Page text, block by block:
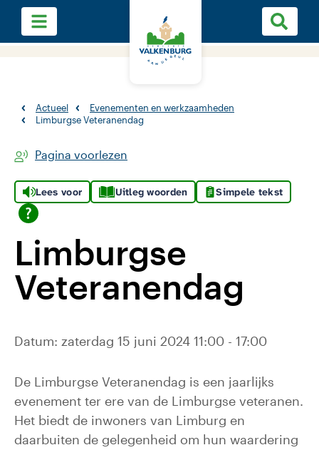
Actueel
Evenementen en werkzaamheden
Limburgse Veteranendag
Pagina voorlezen
Lees voor Uitleg woorden Simpele tekst
Limburgse
Veteranendag
Datum: zaterdag 15 juni 2024 11:00 - 17:00
De Limburgse Veteranendag is een jaarlijks
evenement ter ere van de Limburgse veteranen.
Het biedt de inwoners van Limburg en
daarbuiten de gelegenheid om hun waardering